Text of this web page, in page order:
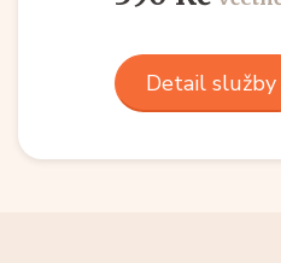
Detail služby